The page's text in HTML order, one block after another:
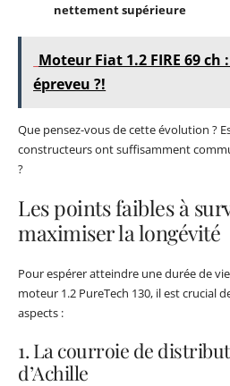
nettement supérieure
Moteur Fiat 1.2 FIRE 69
épreveu ?!
Que pensez-vous de cette évolution ?
constructeurs ont suffisamment
?
Les points faibles à
maximiser la longévité
Pour espérer atteindre une durée de
moteur 1.2 PureTech 130, il est crucial
aspects :
1. La courroie de
d’Achille